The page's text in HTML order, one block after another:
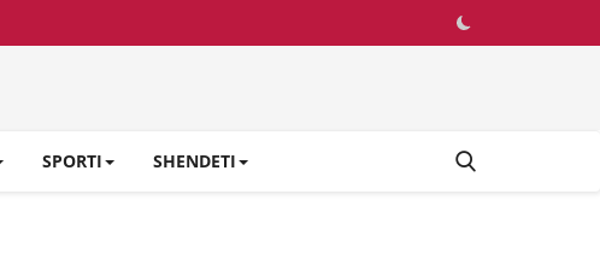
SPORTI SHENDETI